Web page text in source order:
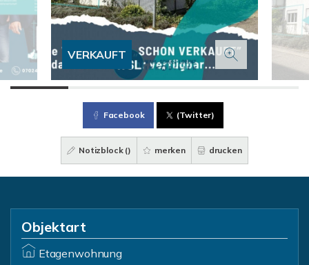
VERKAUFT
Facebook (Twitter)
Notizblock () merken drucken
Objektart
Etagenwohnung